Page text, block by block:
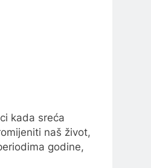
kada sreća
naš život,
godine,